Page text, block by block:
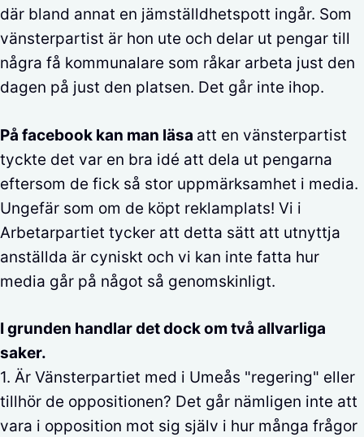
där bland annat en jämställdhetspott ingår. Som
vänsterpartist är hon ute och delar ut pengar till
några få kommunalare som råkar arbeta just den
dagen på just den platsen. Det går inte ihop.
På facebook kan man läsa att en vänsterpartist
tyckte det var en bra idé att dela ut pengarna
eftersom de fick så stor uppmärksamhet i media.
Ungefär som om de köpt reklamplats! Vi i
Arbetarpartiet tycker att detta sätt att utnyttja
anställda är cyniskt och vi kan inte fatta hur
media går på något så genomskinligt.
I grunden handlar det dock om två allvarliga
saker.
1. Är Vänsterpartiet med i Umeås "regering" eller
tillhör de oppositionen? Det går nämligen inte att
vara i opposition mot sig själv i hur många frågor